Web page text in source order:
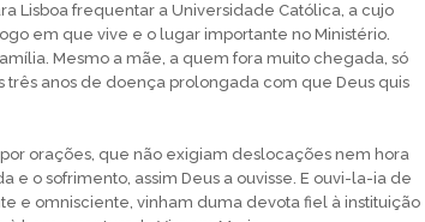
Lisboa frequentar a Universidade Católica, a cujo
em que vive e o lugar importante no Ministério.
Mesmo a mãe, a quem fora muito chegada, só
três anos de doença prolongada com que Deus quis
por orações, que não exigiam deslocações nem hora
e o sofrimento, assim Deus a ouvisse. E ouvi-la-ia de
e omnisciente, vinham duma devota fiel à instituição